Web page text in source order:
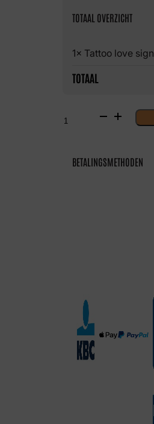
TOTAAL OVERZICHT
1× Tattoo love sign
TOTAAL
love
BETALINGSMETHODEN